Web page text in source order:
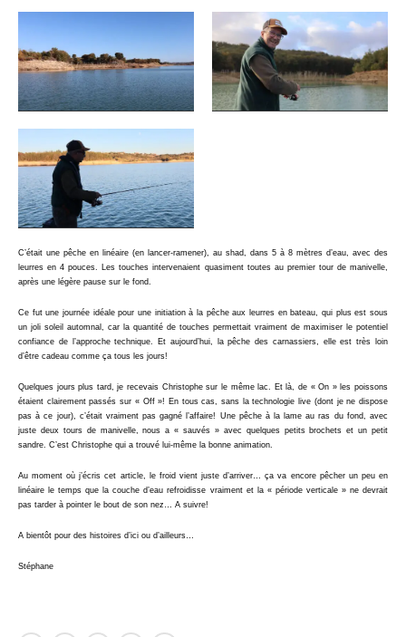
C’était une pêche en linéaire (en lancer-ramener), au shad, dans 5 à 8 mètres d’eau, avec des
leurres en 4 pouces. Les touches intervenaient quasiment toutes au premier tour de manivelle,
après une légère pause sur le fond.
Ce fut une journée idéale pour une initiation à la pêche aux leurres en bateau, qui plus est sous
un joli soleil automnal, car la quantité de touches permettait vraiment de maximiser le potentiel
confiance de l’approche technique. Et aujourd’hui, la pêche des carnassiers, elle est très loin
d’être cadeau comme ça tous les jours!
Quelques jours plus tard, je recevais Christophe sur le même lac. Et là, de « On » les poissons
étaient clairement passés sur « Off »! En tous cas, sans la technologie live (dont je ne dispose
pas à ce jour), c’était vraiment pas gagné l’affaire! Une pêche à la lame au ras du fond, avec
juste deux tours de manivelle, nous a « sauvés » avec quelques petits brochets et un petit
sandre. C’est Christophe qui a trouvé lui-même la bonne animation.
Au moment où j’écris cet article, le froid vient juste d’arriver… ça va encore pêcher un peu en
linéaire le temps que la couche d’eau refroidisse vraiment et la « période verticale » ne devrait
pas tarder à pointer le bout de son nez… A suivre!
A bientôt pour des histoires d’ici ou d’ailleurs…
Stéphane